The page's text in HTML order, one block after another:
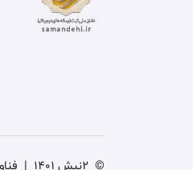
© 2نبش 1401 |